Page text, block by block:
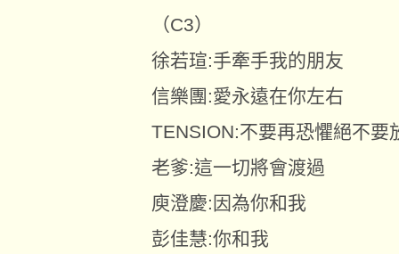
（C3）
徐若瑄:手牽手我的朋友
信樂團:愛永遠在你左右
TENSION:不要再恐懼絕不要
老爹:這一切將會渡過
庾澄慶:因為你和我
彭佳慧:你和我